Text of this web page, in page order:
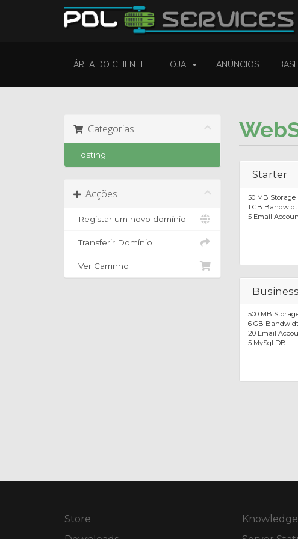
ÁREA DO CLIENTE LOJA ANÚNCIOS
Categorias
Hosting
Acções
Registar um novo domínio
Transferir Domínio
Ver Carrinho
Starter
50 MB Storage
1 GB
5 Email
Business
500 MB
6 GB
20 Email
5 MySql DB
Store